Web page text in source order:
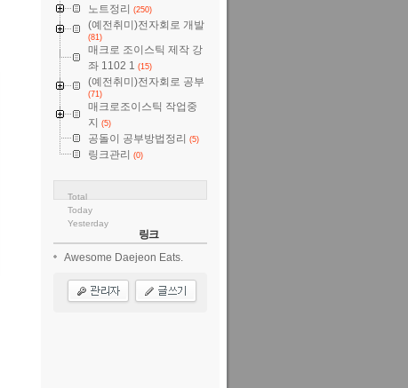
노트정리 (250)
(예전취미)전자회로 개발
(81)
매크로 조이스틱 제작 강
좌 1102 1 (15)
(예전취미)전자회로 공부
(71)
매크로조이스틱 작업중
지
(5)
공돌이 공부방법정리 (5)
링크관리 (0)
Total
Today
Yesterday
링크
Awesome Daejeon Eats.